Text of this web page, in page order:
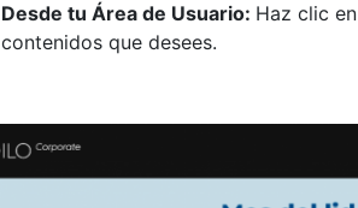
Desde tu Área de Usuario: Haz clic en
contenidos que desees.